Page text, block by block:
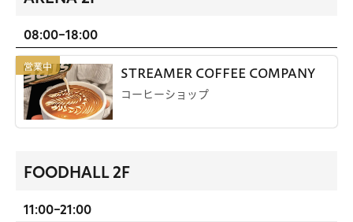
08:00-18:00
STREAMER COFFEE COMPANY
コーヒーショップ
FOODHALL 2F
11:00-21:00